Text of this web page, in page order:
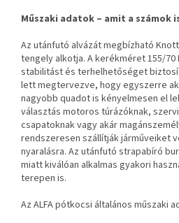
Műszaki adatok – amit a számok
Az utánfutó alvázát megbízható
tengely alkotja. A kerékméret 155/70
stabilitást és terhelhetőséget
lett megtervezve, hogy egyszerre
nagyobb quadot is kényelmesen el
választás motoros túrázóknak,
csapatoknak vagy akár
rendszeresen szállítják járműveiket
nyaralásra. Az utánfutó strapabíró
miatt kiválóan alkalmas gyakori
terepen is.
Az ALFA pótkocsi általános műszaki